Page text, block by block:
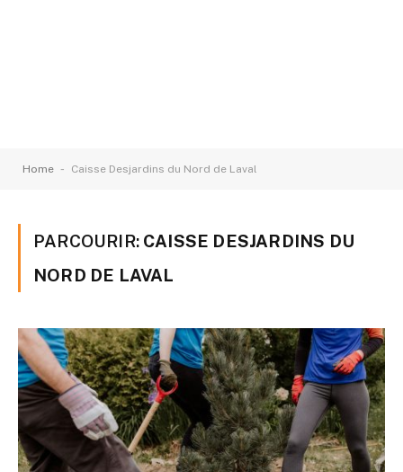
Home - Caisse Desjardins du Nord de Laval
PARCOURIR: CAISSE DESJARDINS DU
NORD DE LAVAL